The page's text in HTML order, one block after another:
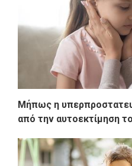
Μήπως η
από την αυτοεκτίμηση